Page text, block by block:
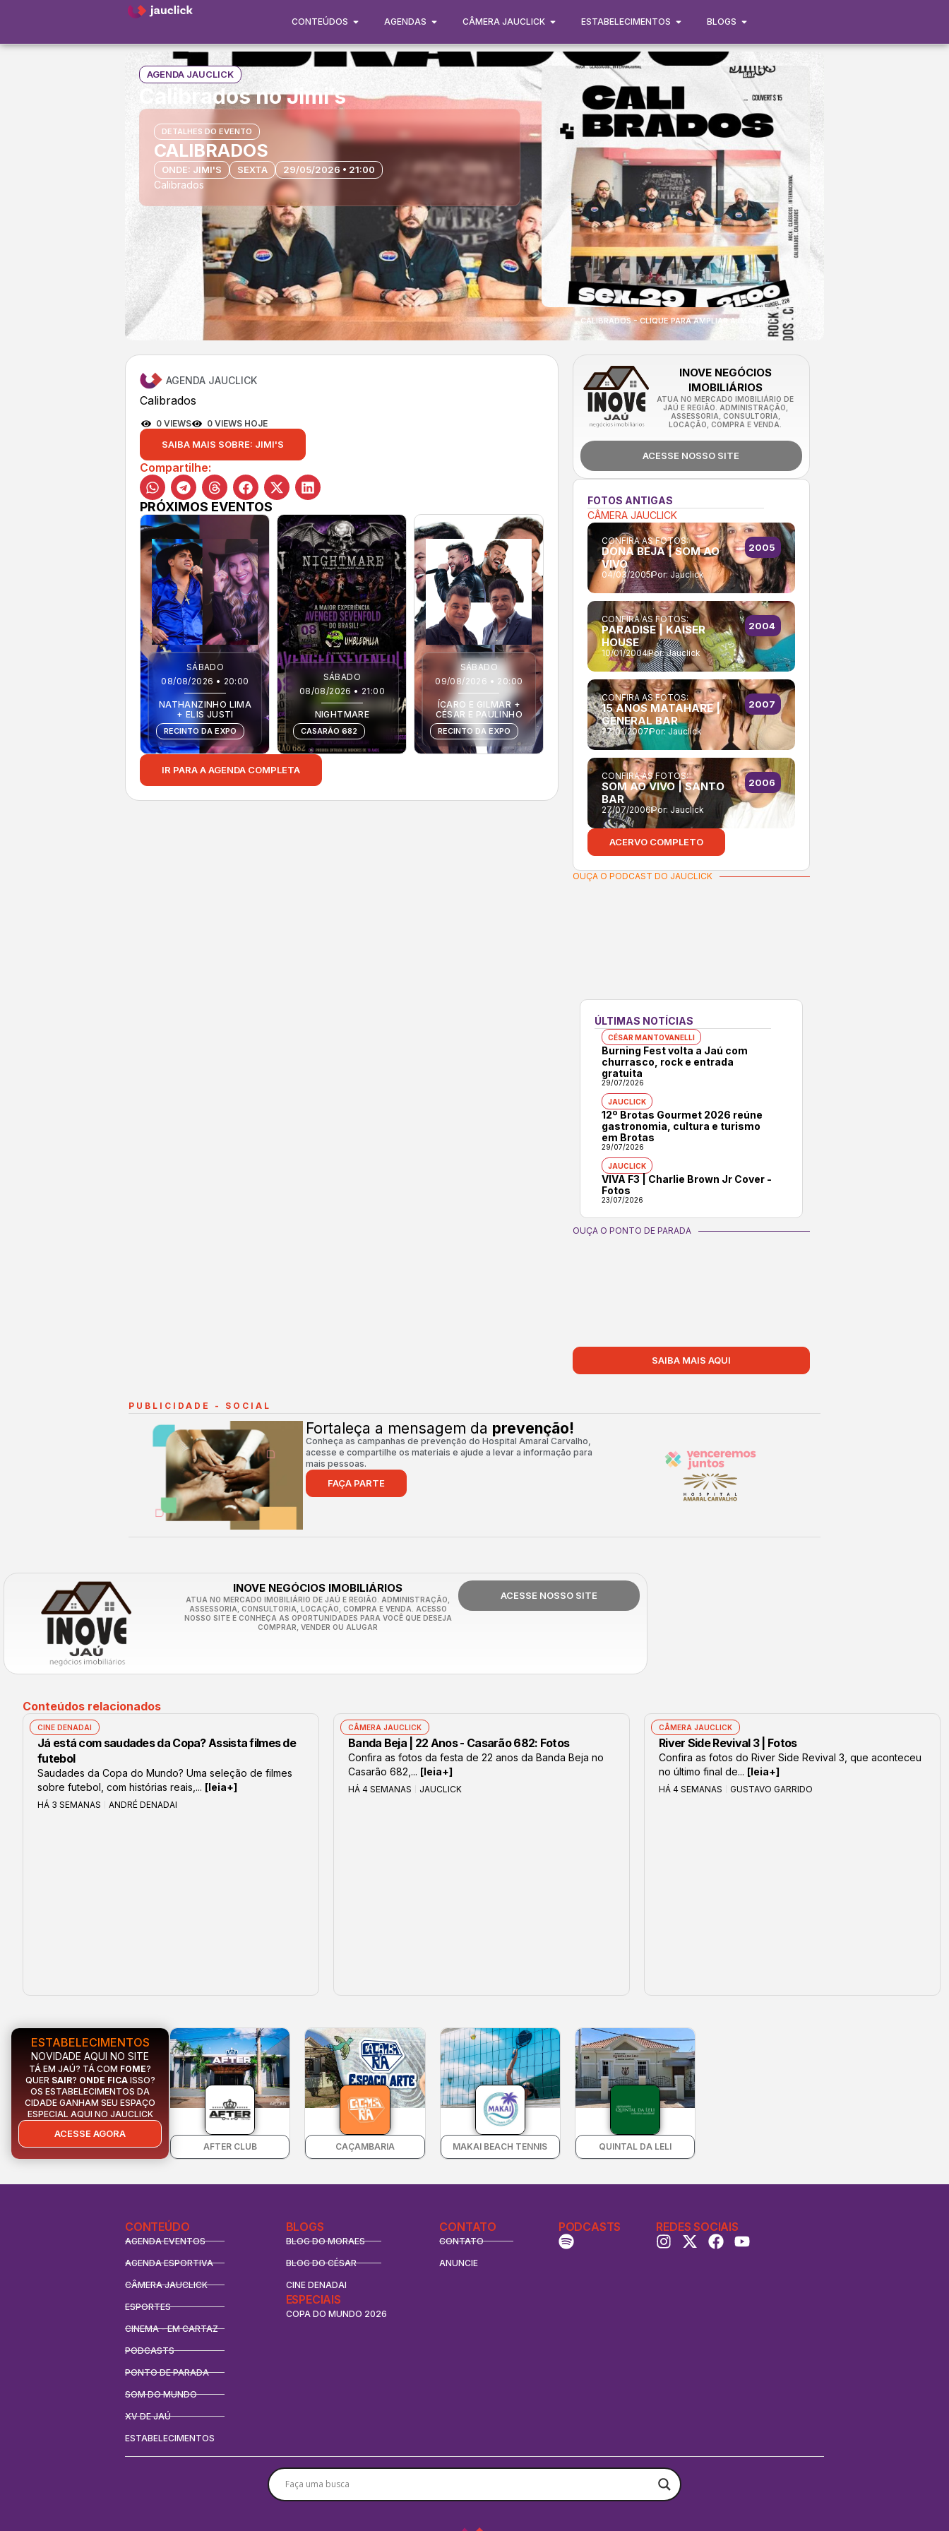
CONTEÚDOS AGENDAS CÂMERA JAUCLICK ESTABELECIMENTOS BLOGS
AGENDA JAUCLICK
Calibrados no Jimi’s
DETALHES DO EVENTO
CALIBRADOS
ONDE: JIMI'S SEXTA 29/05/2026 • 21:00
Calibrados
CALIBRADOS - CLIQUE PARA AMPLIAR A IMAGEM
AGENDA JAUCLICK
Calibrados
0 VIEWS 0 VIEWS HOJE
SAIBA MAIS SOBRE: JIMI'S
Compartilhe:
PRÓXIMOS EVENTOS
SÁBADO
08/08/2026 • 20:00
NATHANZINHO LIMA
+ ELIS JUSTI
RECINTO DA EXPO
SÁBADO
08/08/2026 • 21:00
NIGHTMARE
CASARÃO 682
SÁBADO
09/08/2026 • 20:00
ÍCARO E GILMAR +
CÉSAR E PAULINHO
RECINTO DA EXPO
IR PARA A AGENDA COMPLETA
INOVE NEGÓCIOS
IMOBILIÁRIOS
ATUA NO MERCADO IMOBILIÁRIO DE
JAÚ E REGIÃO. ADMINISTRAÇÃO,
ASSESSORIA, CONSULTORIA,
LOCAÇÃO, COMPRA E VENDA.
ACESSE NOSSO SITE
FOTOS ANTIGAS
CÂMERA JAUCLICK
CONFIRA AS FOTOS:
DONA BEJA | SOM AO
VIVO
04/03/2005Por:Jauclick
2005
CONFIRA AS FOTOS:
PARADISE | KAISER
HOUSE
10/01/2004Por:Jauclick
2004
CONFIRA AS FOTOS:
15 ANOS MATAHARE |
GENERAL BAR
27/01/2007Por:Jauclick
2007
CONFIRA AS FOTOS:
SOM AO VIVO | SANTO
BAR
27/07/2006Por: Jauclick
2006
ACERVO COMPLETO
OUÇA O PODCAST DO JAUCLICK
ÚLTIMAS NOTÍCIAS
CÉSAR MANTOVANELLI
Burning Fest volta a Jaú com
churrasco, rock e entrada
gratuita
29/07/2026
JAUCLICK
12º Brotas Gourmet 2026 reúne
gastronomia, cultura e turismo
em Brotas
29/07/2026
JAUCLICK
VIVA F3 | Charlie Brown Jr Cover -
Fotos
23/07/2026
OUÇA O PONTO DE PARADA
SAIBA MAIS AQUI
PUBLICIDADE - SOCIAL
Fortaleça a mensagem da prevenção!
Conheça as campanhas de prevenção do Hospital Amaral Carvalho,
acesse e compartilhe os materiais e ajude a levar a informação para
mais pessoas.
FAÇA PARTE
INOVE NEGÓCIOS IMOBILIÁRIOS
ATUA NO MERCADO IMOBILIÁRIO DE JAÚ E REGIÃO. ADMINISTRAÇÃO,
ASSESSORIA, CONSULTORIA, LOCAÇÃO, COMPRA E VENDA. ACESSO
NOSSO SITE E CONHEÇA AS OPORTUNIDADES PARA VOCÊ QUE DESEJA
COMPRAR, VENDER OU ALUGAR
ACESSE NOSSO SITE
Conteúdos relacionados
CINE DENADAI
Já está com saudades da Copa? Assista filmes de
futebol
Saudades da Copa do Mundo? Uma seleção de filmes
sobre futebol, com histórias reais,... [leia+]
HÁ 3 SEMANAS ANDRÉ DENADAI
CÂMERA JAUCLICK
Banda Beja | 22 Anos - Casarão 682: Fotos
Confira as fotos da festa de 22 anos da Banda Beja no
Casarão 682,... [leia+]
HÁ 4 SEMANAS JAUCLICK
CÂMERA JAUCLICK
River Side Revival 3 | Fotos
Confira as fotos do River Side Revival 3, que aconteceu
no último final de... [leia+]
HÁ 4 SEMANAS GUSTAVO GARRIDO
AFTER CLUB CAÇAMBARIA MAKAI BEACH TENNIS QUINTAL DA LELI
ESTABELECIMENTOS
NOVIDADE AQUI NO SITE
TÁ EM JAÚ? TÁ COM FOME?
QUER SAIR? ONDE FICAISSO?
OS ESTABELECIMENTOS DA
CIDADE GANHAM SEU ESPAÇO
ESPECIAL AQUI NO JAUCLICK
ACESSE AGORA
CONTEÚDO
AGENDA EVENTOS
AGENDA ESPORTIVA
CÂMERA JAUCLICK
ESPORTES
CINEMA - EM CARTAZ
PODCASTS
PONTO DE PARADA
SOM DO MUNDO
XV DE JAÚ
ESTABELECIMENTOS
BLOGS
BLOG DO MORAES
BLOG DO CÉSAR
CINE DENADAI
ESPECIAIS
COPA DO MUNDO 2026
CONTATO
CONTATO
ANUNCIE
PODCASTS REDES SOCIAIS